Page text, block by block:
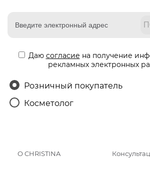
Даю согласие на получение
рекламных электронных
Розничный покупатель
Косметолог
О CHRISTINA